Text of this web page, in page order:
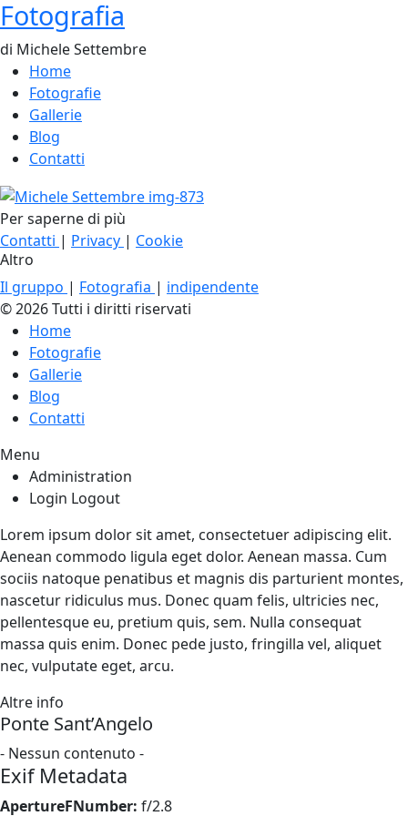
Fotografia
di Michele Settembre
Home
Fotografie
Gallerie
Blog
Contatti
Per saperne di più
Contatti | Privacy | Cookie
Altro
Il gruppo | Fotografia | indipendente
© 2026 Tutti i diritti riservati
Home
Fotografie
Gallerie
Blog
Contatti
Menu
Administration
Login Logout
Lorem ipsum dolor sit amet, consectetuer adipiscing elit.
Aenean commodo ligula eget dolor. Aenean massa. Cum
sociis natoque penatibus et magnis dis parturient montes,
nascetur ridiculus mus. Donec quam felis, ultricies nec,
pellentesque eu, pretium quis, sem. Nulla consequat
massa quis enim. Donec pede justo, fringilla vel, aliquet
nec, vulputate eget, arcu.
Altre info
Ponte Sant’Angelo
- Nessun contenuto -
Exif Metadata
ApertureFNumber: f/2.8